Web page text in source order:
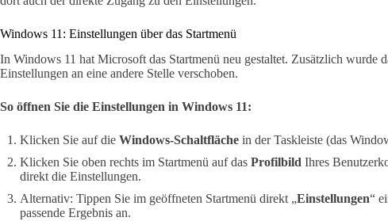
Windows 11: Einstellungen über das Startmenü
In Windows 11 hat Microsoft das Startmenü neu gestaltet. Zusätzlich wurde
Einstellungen an eine andere Stelle verschoben.
So öffnen Sie die Einstellungen in Windows 11:
Klicken Sie auf die Windows-Schaltfläche in der Taskleiste (das
Klicken Sie oben rechts im Startmenü auf das Profilbild Ihres
direkt die Einstellungen.
Alternativ: Tippen Sie im geöffneten Startmenü direkt „Einstellungen“
passende Ergebnis an.